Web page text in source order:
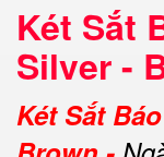
Két Sắt
Silver -
Két Sắt